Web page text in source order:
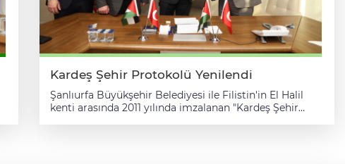
Kardeş Şehir Protokolü Yenilendi
Şanlıurfa Büyükşehir Belediyesi ile Filistin'in El Halil
kenti arasında 2011 yılında imzalanan "Kardeş Şehir